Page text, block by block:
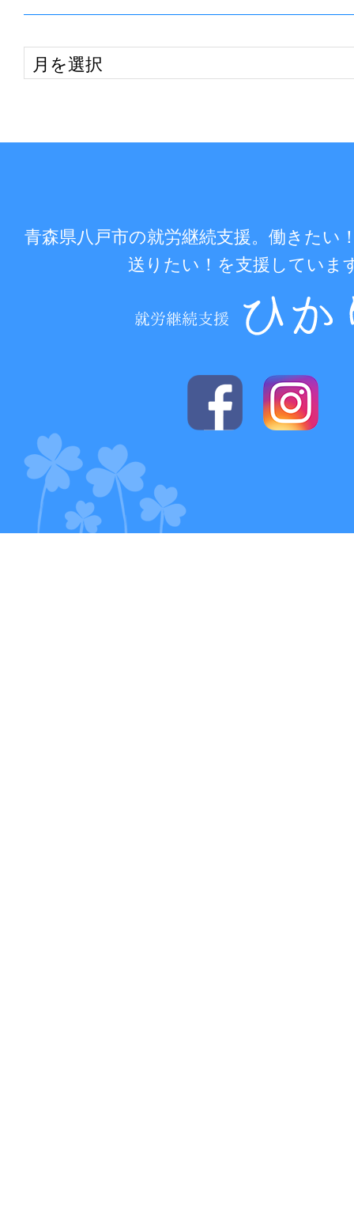
青森県八戸市の就労継続支援。働きたい
送りたい！を支援していま